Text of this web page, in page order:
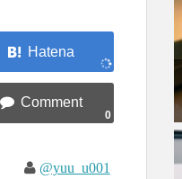
0
@yuu_u001